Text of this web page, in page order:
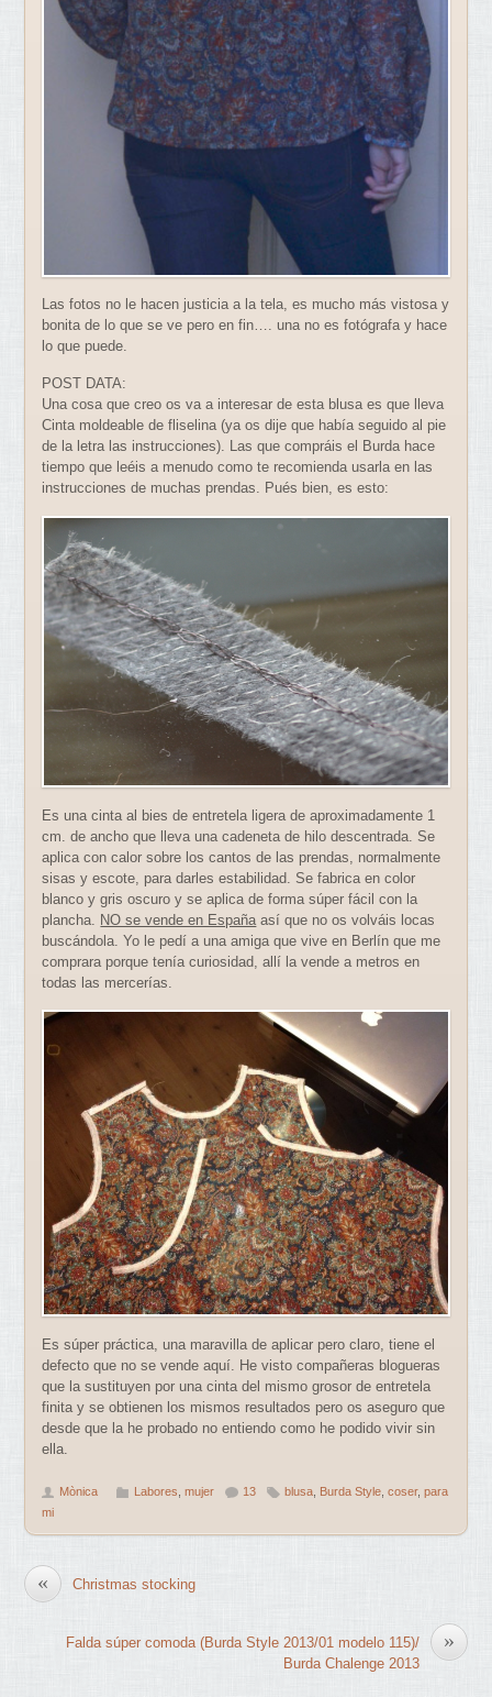
Las fotos no le hacen justicia a la tela, es mucho más vistosa y
bonita de lo que se ve pero en fin…. una no es fotógrafa y hace
lo que puede.
POST DATA:
Una cosa que creo os va a interesar de esta blusa es que lleva
Cinta moldeable de fliselina (ya os dije que había seguido al pie
de la letra las instrucciones). Las que compráis el Burda hace
tiempo que leéis a menudo como te recomienda usarla en las
instrucciones de muchas prendas. Pués bien, es esto:
Es una cinta al bies de entretela ligera de aproximadamente 1
cm. de ancho que lleva una cadeneta de hilo descentrada. Se
aplica con calor sobre los cantos de las prendas, normalmente
sisas y escote, para darles estabilidad. Se fabrica en color
blanco y gris oscuro y se aplica de forma súper fácil con la
plancha. NO se vende en España así que no os volváis locas
buscándola. Yo le pedí a una amiga que vive en Berlín que me
comprara porque tenía curiosidad, allí la vende a metros en
todas las mercerías.
Es súper práctica, una maravilla de aplicar pero claro, tiene el
defecto que no se vende aquí. He visto compañeras blogueras
que la sustituyen por una cinta del mismo grosor de entretela
finita y se obtienen los mismos resultados pero os aseguro que
desde que la he probado no entiendo como he podido vivir sin
ella.
Mònica Labores ,mujer 13 blusa Burda Style ,coser,para
mi
« Christmas stocking
»
Falda súper comoda (Burda Style 2013/01 modelo 115)/
Burda Chalenge 2013